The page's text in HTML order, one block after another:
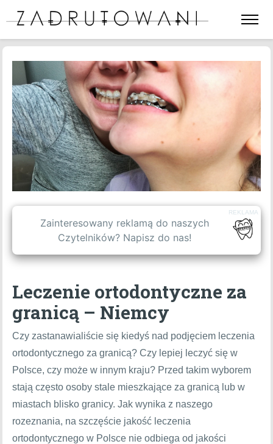
Otwórz
SPIS TREŚCI
WPISY GOŚCINNE
OFERTA
KONTAKT
REKLAMA
Zainteresowany reklamą do naszych
Czytelników? Napisz do nas!
Leczenie ortodontyczne za
granicą – Niemcy
Czy zastanawialiście się kiedyś nad podjęciem leczenia
ortodontycznego za granicą? Czy lepiej leczyć się w
Polsce, czy może w innym kraju? Przed takim wyborem
stają często osoby stale mieszkające za granicą lub w
miastach blisko granicy. Jak wynika z naszego
rozeznania, na szczęście jakość leczenia
ortodontycznego w Polsce nie odbiega od jakości